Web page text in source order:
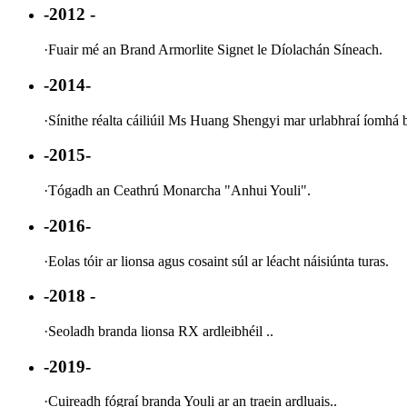
-2012 -
·Fuair ​​​​mé an Brand Armorlite Signet le Díolachán Síneach.
-2014-
·Sínithe réalta cáiliúil Ms Huang Shengyi mar urlabhraí íomhá
-2015-
·Tógadh an Ceathrú Monarcha "Anhui Youli".
-2016-
·Eolas tóir ar lionsa agus cosaint súl ar léacht náisiúnta turas.
-2018 -
·Seoladh branda lionsa RX ardleibhéil ..
-2019-
·Cuireadh fógraí branda Youli ar an traein ardluais..